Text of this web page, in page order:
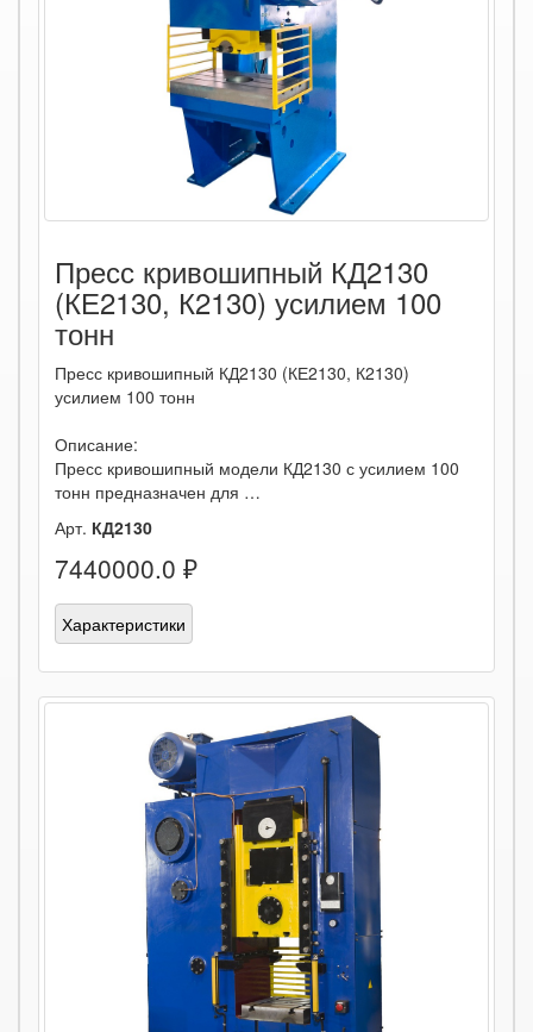
Пресс кривошипный КД2130
(КЕ2130, К2130) усилием 100
тонн
Пресс кривошипный КД2130 (КЕ2130, К2130)
усилием 100 тонн
Описание:
Пресс кривошипный модели КД2130 с усилием 100
тонн предназначен для …
Арт. КД2130
7440000.0 ₽
Характеристики